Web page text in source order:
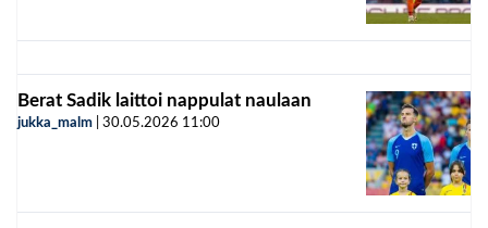
Berat Sadik laittoi nappulat naulaan
jukka_malm 30.05.2026 11:00